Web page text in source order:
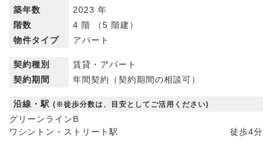
築年数
2023 年
階数
4 階 （5 階建）
物件タイプ
アパート
契約種別
賃貸・アパート
契約期間
年間契約（契約期間の相談可）
沿線・駅 (※徒歩分数は、目安としてご活用ください)
グリーンラインB
ワシントン・ストリート駅
徒歩4分